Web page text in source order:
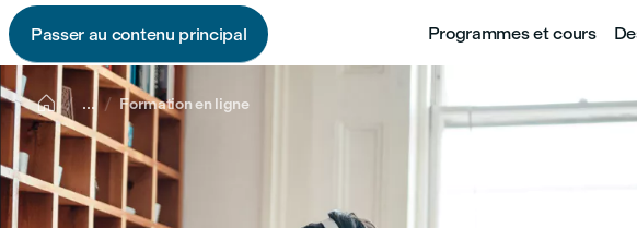
Passer au contenu principal Programmes et cours
 ... Formation en ligne